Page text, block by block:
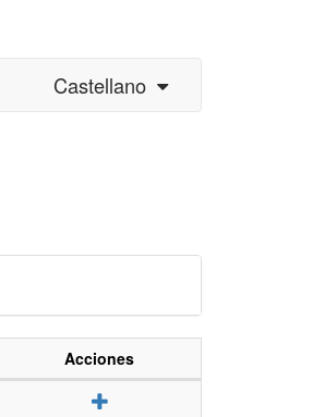
Castellano
Acciones